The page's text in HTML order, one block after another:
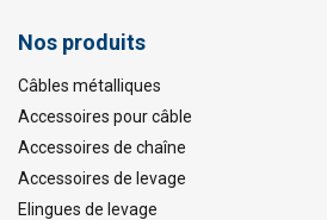
Nos produits
Câbles métalliques
Accessoires pour câble
Accessoires de chaîne
Accessoires de levage
Elingues de levage